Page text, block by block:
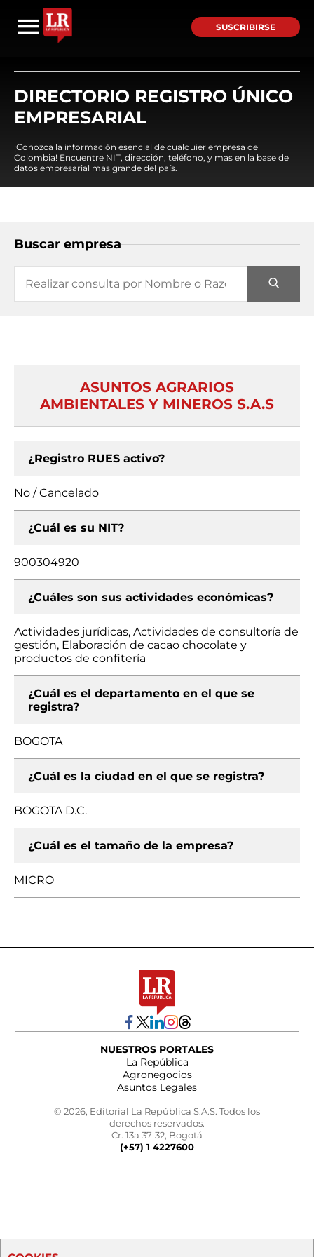
SUSCRIBIRSE
DIRECTORIO REGISTRO ÚNICO
EMPRESARIAL
¡Conozca la información esencial de cualquier empresa de
Colombia! Encuentre NIT, dirección, teléfono, y mas en la base de
datos empresarial mas grande del país.
Buscar empresa
ASUNTOS AGRARIOS
AMBIENTALES Y MINEROS S.A.S
¿Registro RUES activo?
No / Cancelado
¿Cuál es su NIT?
900304920
¿Cuáles son sus actividades económicas?
Actividades jurídicas, Actividades de consultoría de
gestión, Elaboración de cacao chocolate y
productos de confitería
¿Cuál es el departamento en el que se
registra?
BOGOTA
¿Cuál es la ciudad en el que se registra?
BOGOTA D.C.
¿Cuál es el tamaño de la empresa?
MICRO
NUESTROS PORTALES
La República
Agronegocios
Asuntos Legales
© 2026, Editorial La República S.A.S. Todos los
derechos reservados.
Cr. 13a 37-32, Bogotá
(+57) 1 4227600